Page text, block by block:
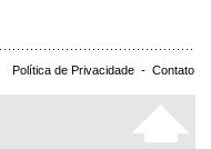
Política de Privacidade - Contato